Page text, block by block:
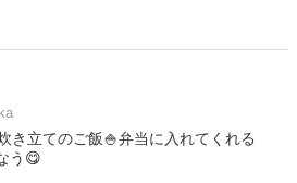
き立てのご飯🍚弁当に入れてくれる
う😋